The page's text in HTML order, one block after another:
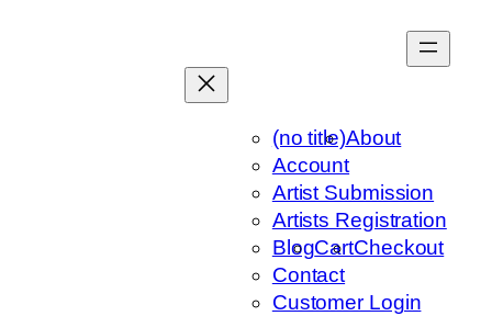
(no title)About
Account
Artist Submission
Artists Registration
BlogCartCheckout
Contact
Customer Login